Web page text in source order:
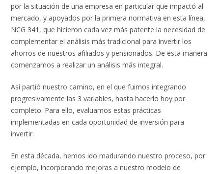
por la situación de una empresa en particular que impactó al
mercado, y apoyados por la primera normativa en esta línea,
NCG 341, que hicieron cada vez más patente la necesidad de
complementar el análisis más tradicional para invertir los
ahorros de nuestros afiliados y pensionados. De esta manera
comenzamos a realizar un análisis más integral.
Así partió nuestro camino, en el que fuimos integrando
progresivamente las 3 variables, hasta hacerlo hoy por
completo. Para ello, evaluamos estas prácticas
implementadas en cada oportunidad de inversión para
invertir.
En esta década, hemos ido madurando nuestro proceso, por
ejemplo, incorporando mejoras a nuestro modelo de